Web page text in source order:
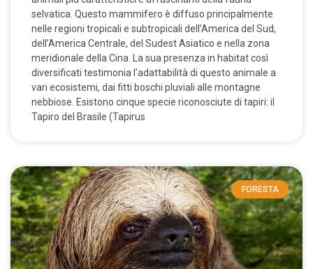
selvatica. Questo mammifero è diffuso principalmente
nelle regioni tropicali e subtropicali dell’America del Sud,
dell’America Centrale, del Sudest Asiatico e nella zona
meridionale della Cina. La sua presenza in habitat così
diversificati testimonia l’adattabilità di questo animale a
vari ecosistemi, dai fitti boschi pluviali alle montagne
nebbiose. Esistono cinque specie riconosciute di tapiri: il
Tapiro del Brasile (Tapirus
FORESTA